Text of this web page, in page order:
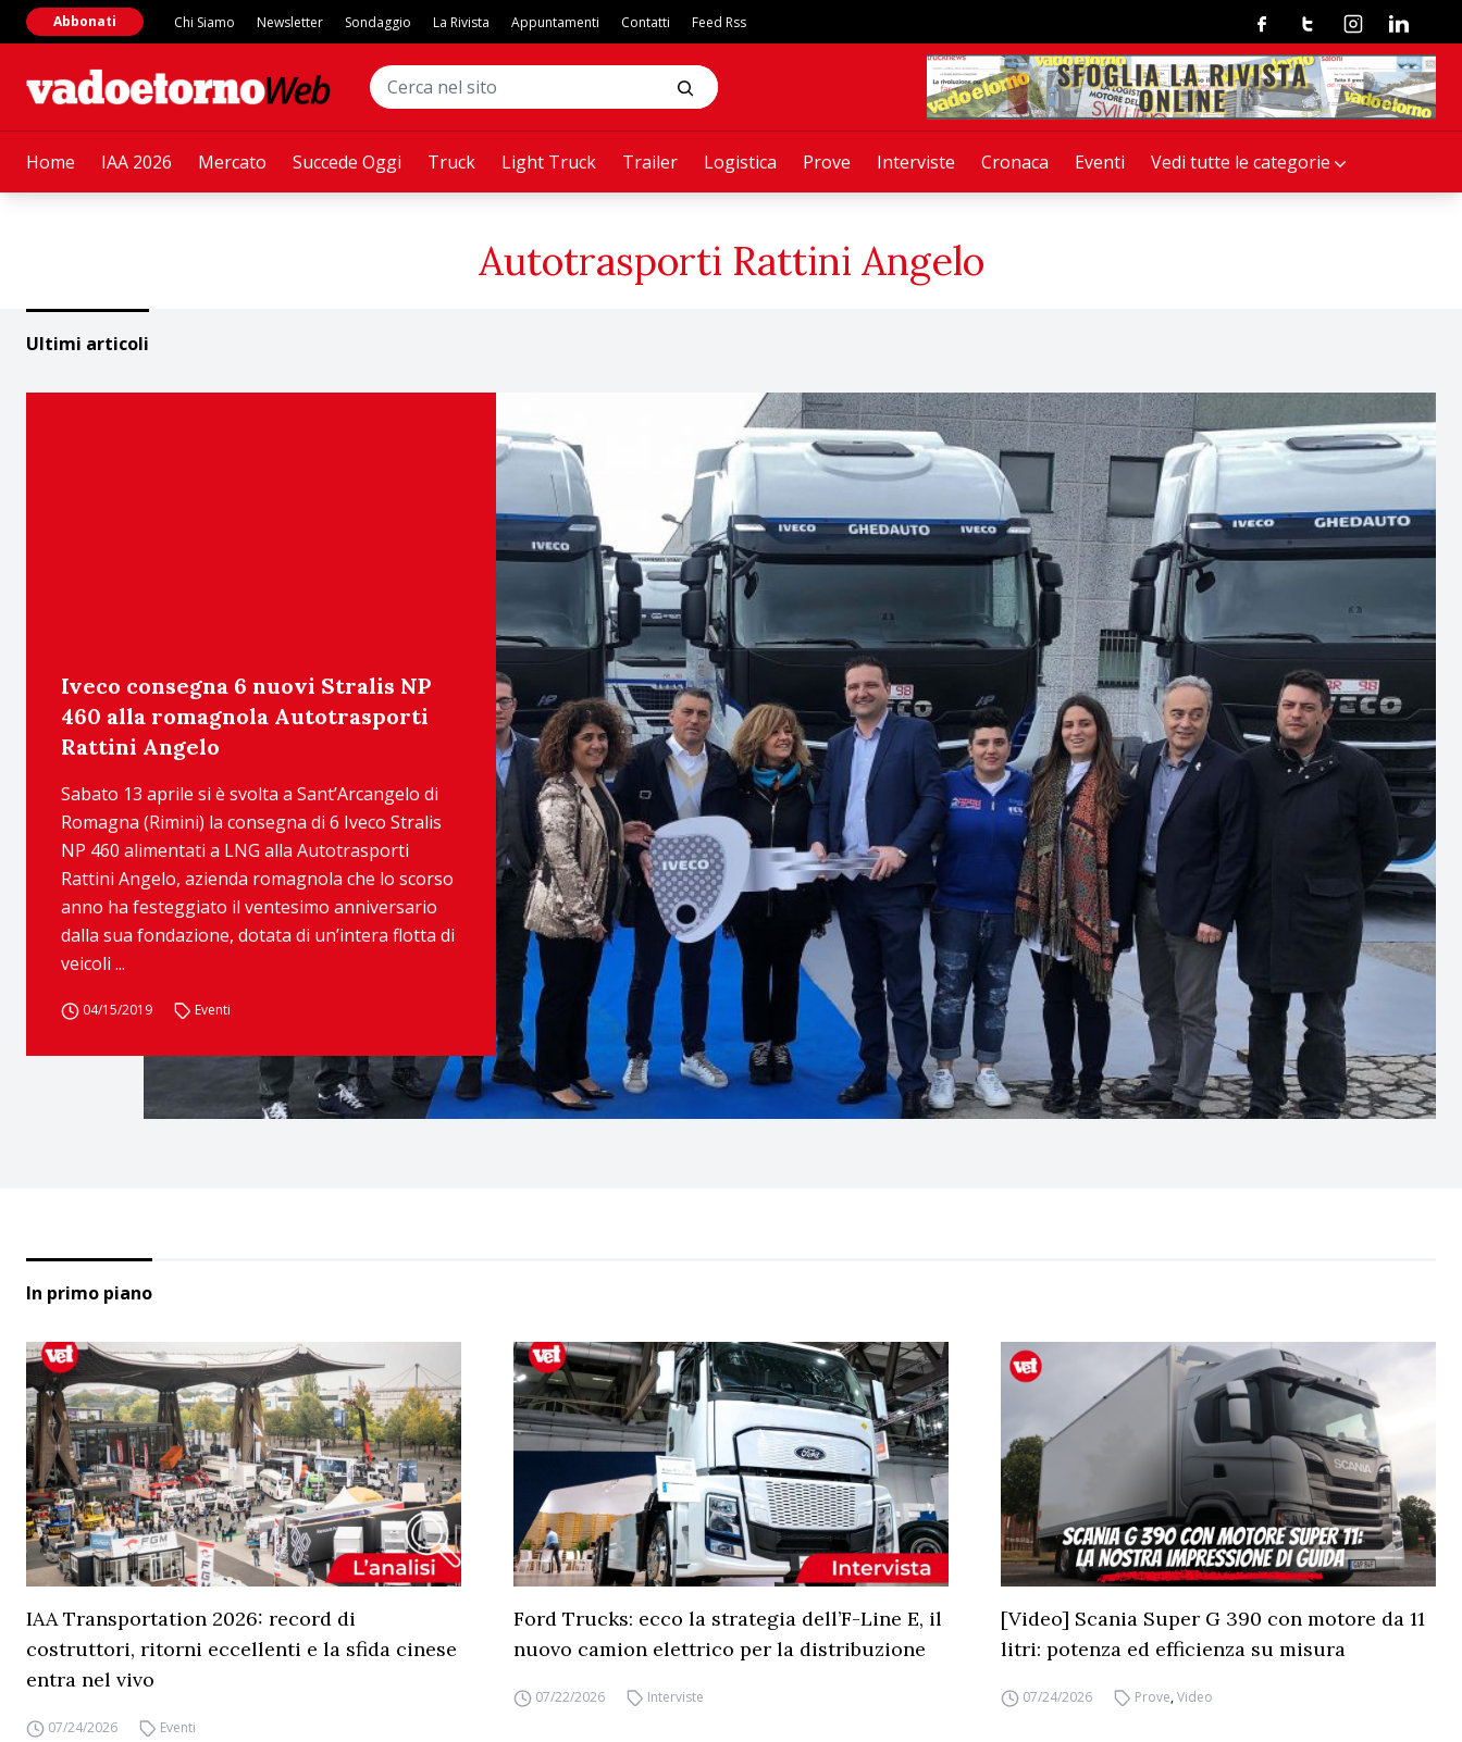
Home IAA 2026 Mercato Succede Oggi Truck Light Truck Trailer Logistica Prove Interviste Cronaca Eventi Vedi tutte le categorie
Abbonati Chi Siamo Newsletter Sondaggio La Rivista Appuntamenti Contatti Feed Rss FacebookTwitterInstagramLinkedin
Autotrasporti Rattini Angelo
Ultimi articoli
Iveco consegna 6 nuovi Stralis NP
460 alla romagnola Autotrasporti
Rattini Angelo
Sabato 13 aprile si è svolta a Sant’Arcangelo di
Romagna (Rimini) la consegna di 6 Iveco Stralis
NP 460 alimentati a LNG alla Autotrasporti
Rattini Angelo, azienda romagnola che lo scorso
anno ha festeggiato il ventesimo anniversario
dalla sua fondazione, dotata di un’intera flotta di
veicoli ...
04/15/2019 Eventi
In primo piano
IAA Transportation 2026: record di
costruttori, ritorni eccellenti e la sfida cinese
entra nel vivo
07/24/2026 Eventi
Ford Trucks: ecco la strategia dell’F-Line E, il
nuovo camion elettrico per la distribuzione
07/22/2026 Interviste
[Video] Scania Super G 390 con motore da 11
litri: potenza ed efficienza su misura
07/24/2026 Prove,Video